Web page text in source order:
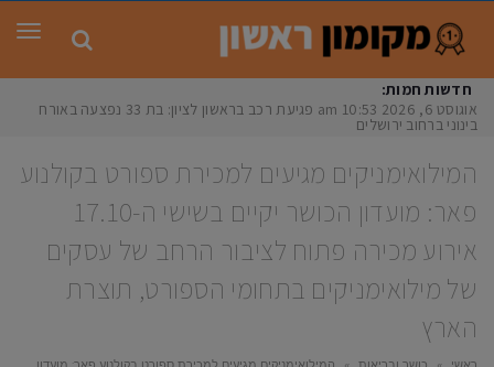
חדשות חמות:
אוגוסט 6, 2026
10:53 am פגיעת רכב בראשון לציון: בת 33 נפצעה באורח
בינוני ברחוב ירושלים
המילואימניקים מגיעים למכירת ספורט בקולנוע
פאר: מועדון הכושר יקיים בשישי ה-17.10
אירוע מכירה פתוח לציבור הרחב של עסקים
של מילואימניקים בתחומי הספורט, תוצרת
הארץ